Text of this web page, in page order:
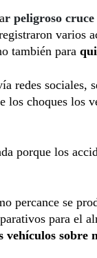
r peligroso cruce
varios
también para
redes sociales,
los choques los
porque los
percance se
para el
vehículos sobre